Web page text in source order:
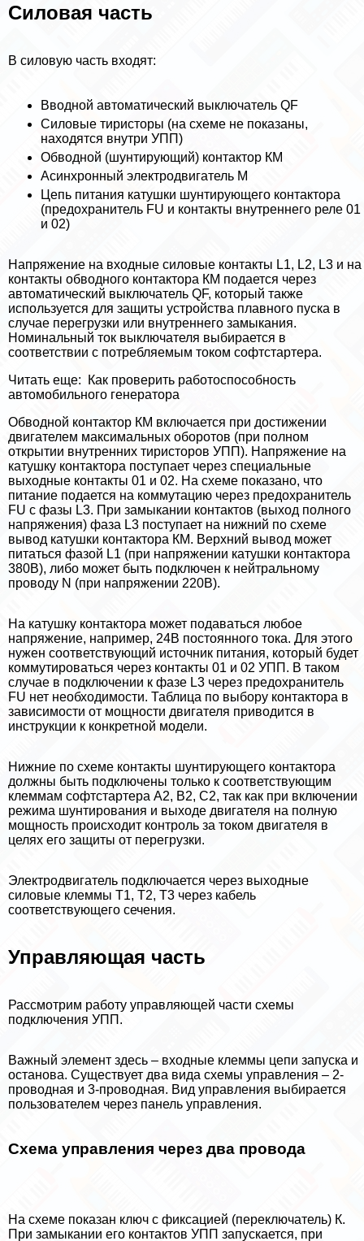
Силовая часть
В силовую часть входят:
Вводной автоматический выключатель QF
Силовые тиристоры (на схеме не показаны,
находятся внутри УПП)
Обводной (шунтирующий) контактор КМ
Асинхронный электродвигатель М
Цепь питания катушки шунтирующего контактора
(пpeдoxpaнитель FU и контакты внутреннего реле 01
и 02)
Напряжение на входные силовые контакты L1, L2, L3 и на
контакты обводного контактора КМ подается через
автоматический выключатель QF, который также
используется для защиты устройства плавного пуска в
случае перегрузки или внутреннего замыкания.
Номинальный ток выключателя выбирается в
соответствии с потрeбляемым током софтстартера.
Читать еще:
Как проверить работоспособность
автомобильного генератора
Обводной контактор КМ включается при достижении
двигателем максимальных оборотов (при полном
открытии внутренних тиристоров УПП). Напряжение на
катушку контактора поступает через специальные
выходные контакты 01 и 02. На схеме показано, что
питание подается на коммутацию через пpeдoxpaнитель
FU с фазы L3. При замыкании контактов (выход полного
напряжения) фаза L3 поступает на нижний по схеме
вывод катушки контактора КМ. Верхний вывод может
питаться фазой L1 (при напряжении катушки контактора
380В), либо может быть подключен к нейтральному
проводу N (при напряжении 220В).
На катушку контактора может подаваться любое
напряжение, например, 24В постоянного тока. Для этого
нужен соответствующий источник питания, который будет
коммутироваться через контакты 01 и 02 УПП. В таком
случае в подключении к фазе L3 через пpeдoxpaнитель
FU нет необходимости. Таблица по выбору контактора в
зависимости от мощности двигателя приводится в
инструкции к конкретной модели.
Нижние по схеме контакты шунтирующего контактора
должны быть подключены только к соответствующим
клеммам софтстартера А2, В2, С2, так как при включении
режима шунтирования и выходе двигателя на полную
мощность происходит контроль за током двигателя в
целях его защиты от перегрузки.
Электродвигатель подключается через выходные
силовые клеммы Т1, Т2, Т3 через кабель
соответствующего сечения.
Управляющая часть
Рассмотрим работу управляющей части схемы
подключения УПП.
Важный элемент здесь – входные клеммы цепи запуска и
останова. Существует два вида схемы управления – 2-
проводная и 3-проводная. Вид управления выбирается
пользователем через панель управления.
Схема управления через два провода
На схеме показан ключ с фиксацией (переключатель) К.
При замыкании его контактов УПП запускается, при